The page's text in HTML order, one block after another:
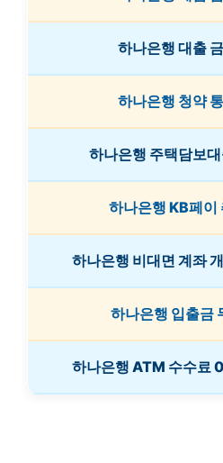
하나은행 대출
하나은행 청약
하나은행 주택담보
하나은행 KB페이
하나은행 비대면 계좌
하나은행 입출금
하나은행 ATM 수수료